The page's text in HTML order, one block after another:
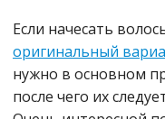
Если начесать
оригинальный
нужно в основном
после чего их